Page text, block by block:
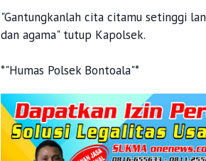
"Gantungkanlah cita citamu setinggi
dan agama" tutup Kapolsek.
*"Humas Polsek Bontoala"*